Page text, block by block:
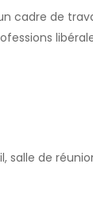
cadre de
salle de